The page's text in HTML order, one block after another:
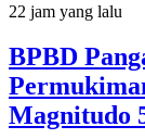
22 jam yang lalu
BPBD
Magnitudo